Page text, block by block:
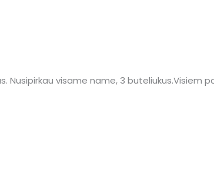
Nusipirkau visame name, 3 buteliukus.Visiem